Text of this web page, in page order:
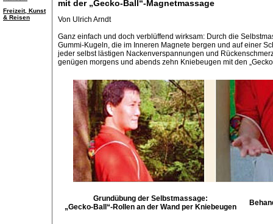
Freizeit, Kunst
& Reisen
mit der „Gecko-Ball“-Magnetmassage
Von Ulrich Arndt
Ganz einfach und doch verblüffend wirksam: Durch die
Gummi-Kugeln, die im Inneren Magnete bergen und auf einer
jeder selbst lästigen Nackenverspannungen und
genügen morgens und abends zehn Kniebeugen mit den
Grundübung der Selbstmassage:
„Gecko-Ball“-Rollen an der Wand per Kniebeugen